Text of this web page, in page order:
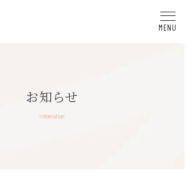
MENU
お知らせ
Information